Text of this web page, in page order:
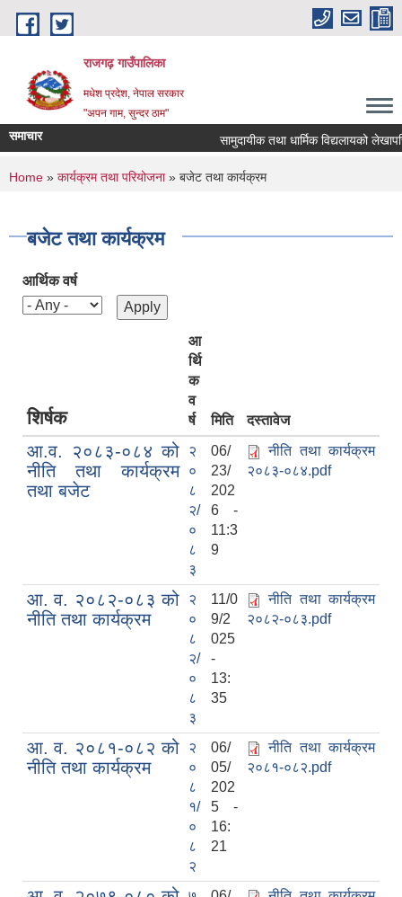
Skip to main content
राजगढ़ गाउँपालिका
मधेश प्रदेश, नेपाल सरकार
"अपन गाम, सुन्दर ठाम"
समाचार सामुदायीक तथा धार्मिक विद्यलायको
You are here
Home » कार्यक्रम तथा परियोजना» बजेट तथा कार्यक्रम
बजेट तथा कार्यक्रम
आर्थिक वर्ष
शिर्षक
आ
र्थि
क
व
र्ष
मिति दस्तावेज
आ.व. २०८३-०८४ को
नीति तथा कार्यक्रम
तथा बजेट
२
०
८
२/
०
८
३
06/
23/
202
6 -
11:3
9
नीति तथा कार्यक्रम
२०८३-०८४.pdf
आ. व. २०८२-०८३ को
नीति तथा कार्यक्रम
२
०
८
२/
०
८
३
11/0
9/2
025
-
13:
35
नीति तथा कार्यक्रम
२०८२-०८३.pdf
आ. व. २०८१-०८२ को
नीति तथा कार्यक्रम
२
०
८
१/
०
८
२
06/
05/
202
5 -
16:
21
नीति तथा कार्यक्रम
२०८१-०८२.pdf